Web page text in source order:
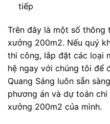
tiếp
Trên đây là một số thông
xưởng 200m2. Nếu quý
thi công, lắp đặt các loại
hệ ngay với chúng tôi để
Quang Sáng luôn sẵn
phương án và dự toán
xưởng 200m2 của mình.